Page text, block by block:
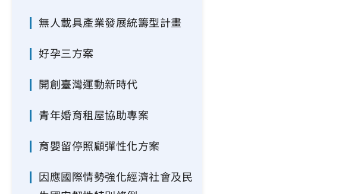
無人載具產業發展統籌型計畫
好孕三方案
開創臺灣運動新時代
青年婚育租屋協助專案
育嬰留停照顧彈性化方案
因應國際情勢強化經濟社會及民